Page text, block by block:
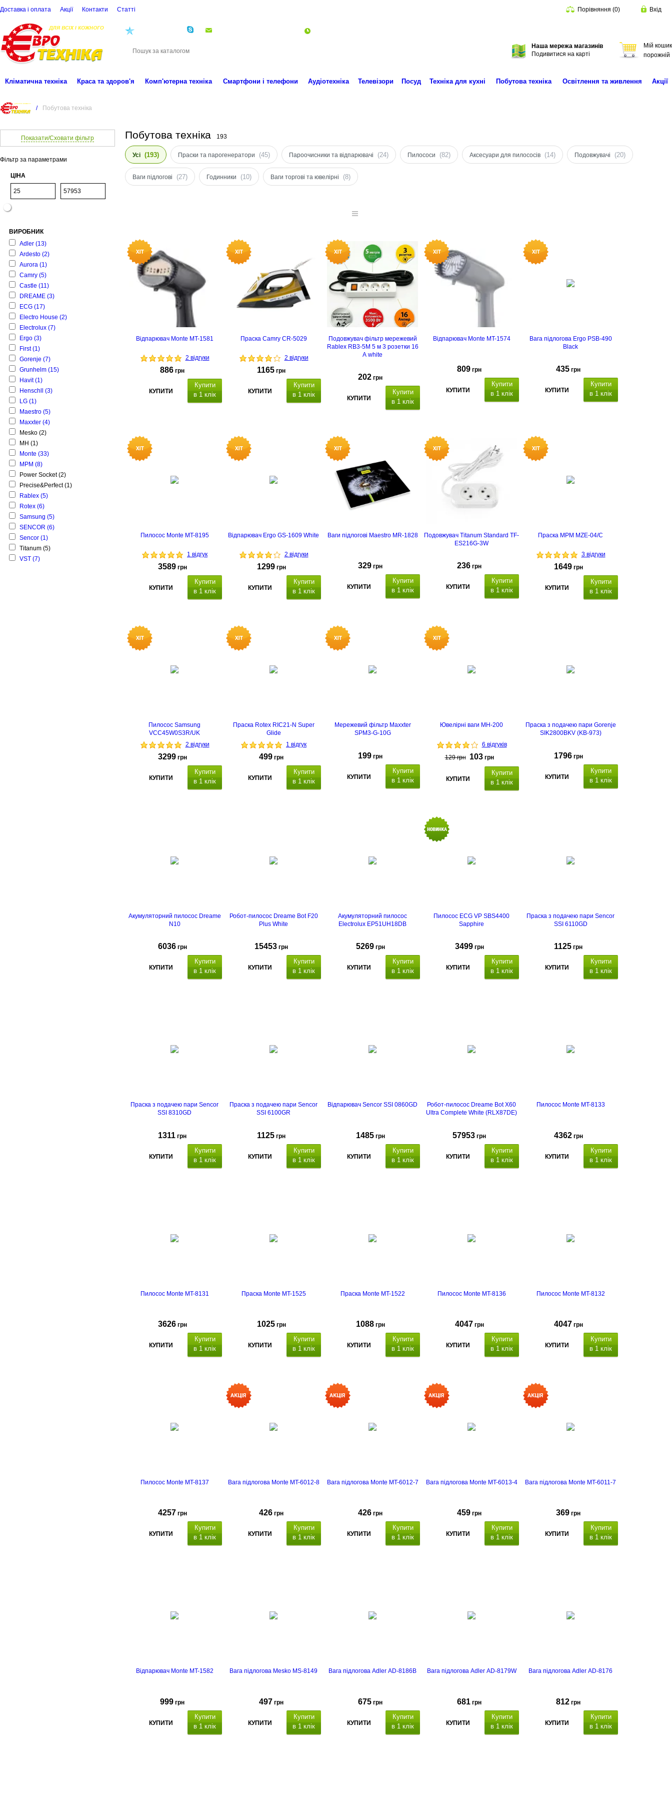
Доставка і оплата Акції Контакти Статті Порівняння (0) Вхід
Наша мережа магазинів
Подивитися на карті
Мій кошик
порожній
Кліматична техніка Краса та здоров'я Комп'ютерна техніка Смартфони і телефони Аудіотехніка Телевізори Посуд Техніка для кухні Побутова техніка Освітлення та живлення Акції
/ Побутова техніка
Показати/Сховати фільтр
Фільтр за параметрами
ЦІНА
ВИРОБНИК
Adler (13)
Ardesto (2)
Aurora (1)
Camry (5)
Castle (11)
DREAME (3)
ECG (17)
Electro House (2)
Electrolux (7)
Ergo (3)
First (1)
Gorenje (7)
Grunhelm (15)
Havit (1)
Henschll
(3)
LG (1)
Maestro (5)
Maxxter (4)
Mesko (2)
MH (1)
Monte (33)
MPM (8)
Power Socket (2)
Precise&Perfect (1)
Rablex (5)
Rotex (6)
Samsung (5)
SENCOR (6)
Senсor (1)
Titanum (5)
VST (7)
Побутова техніка 193
Усі (193) Праски та парогенератори (45) Пароочисники та відпарювачі (24) Пилососи (82) Аксесуари для пилососів (14) Подовжувачі (20)
Ваги підлогові (27) Годинники (10) Ваги торгові та ювелірні (8)
Відпарювач Monte MT-1581
2 відгуки
886 грн
КУПИТИ
Купити
в 1 клік
Праска Camry CR-5029
2 відгуки
1165 грн
КУПИТИ
Купити
в 1 клік
Подовжувач фільтр мережевий
Rablex RB3-5M 5 м 3 розетки 16
А white
202 грн
КУПИТИ
Купити
в 1 клік
Відпарювач Monte MT-1574
809 грн
КУПИТИ
Купити
в 1 клік
Вага підлогова Ergo PSB-490
Black
435 грн
КУПИТИ
Купити
в 1 клік
підтримка бездротового
підключення до смартфону через
Bluetooth.
маса, кісткова маса, індекс маси
тіла (BMI), кількість калорій,
Пилосос Monte MT-8195
1 відгук
3589 грн
КУПИТИ
Купити
в 1 клік
Відпарювач Ergo GS-1609 White
2 відгуки
1299 грн
КУПИТИ
Купити
в 1 клік
Ваги підлогові Maestro MR-1828
329 грн
КУПИТИ
Купити
в 1 клік
ваги: 100 грам, одиниці виміру
ваги: кілограми, ib, термометр,
індикація заряду батареї,
загартоване скло, живлення: 2
Подовжувач Titanum Standard TF-
ES216G-3W
236 грн
КУПИТИ
Купити
в 1 клік
осилений корпус, стійкий до
Праска MPM MZE-04/C
3 відгуки
1649 грн
КУПИТИ
Купити
в 1 клік
Пилосос Samsung
VCC45W0S3R/UK
2 відгуки
3299 грн
КУПИТИ
Купити
в 1 клік
Праска Rotex RIC21-N Super
Glide
1 відгук
499 грн
КУПИТИ
Купити
в 1 клік
Мережевий фільтр Maxxter
SPM3-G-10G
199 грн
КУПИТИ
Купити
в 1 клік
Ювелірні ваги MH-200
6 відгуків
129 грн 103 грн
КУПИТИ
Купити
в 1 клік
Праска з подачею пари Gorenje
SIK2800BKV (KB-973)
1796 грн
КУПИТИ
Купити
в 1 клік
Акумуляторний пилосос Dreame
N10
6036 грн
КУПИТИ
Купити
в 1 клік
Робот-пилосос Dreame Bot F20
Plus White
15453 грн
КУПИТИ
Купити
в 1 клік
Акумуляторний пилосос
Electrolux EP51UH18DB
5269 грн
КУПИТИ
Купити
в 1 клік
Пилосос ECG VP SBS4400
Sapphire
3499 грн
КУПИТИ
Купити
в 1 клік
Праска з подачею пари Sencor
SSI 6110GD
1125 грн
КУПИТИ
Купити
в 1 клік
Праска з подачею пари Sencor
SSI 8310GD
1311 грн
КУПИТИ
Купити
в 1 клік
Праска з подачею пари Sencor
SSI 6100GR
1125 грн
КУПИТИ
Купити
в 1 клік
Відпарювач Sencor SSI 0860GD
1485 грн
КУПИТИ
Купити
в 1 клік
Робот-пилосос Dreame Bot X60
Ultra Complete White (RLX87DE)
57953 грн
КУПИТИ
Купити
в 1 клік
Пилосос Monte MT-8133
4362 грн
КУПИТИ
Купити
в 1 клік
Пилосос Monte MT-8131
3626 грн
КУПИТИ
Купити
в 1 клік
Праска Monte MT-1525
1025 грн
КУПИТИ
Купити
в 1 клік
Праска Monte MT-1522
1088 грн
КУПИТИ
Купити
в 1 клік
Пилосос Monte MT-8136
4047 грн
КУПИТИ
Купити
в 1 клік
Пилосос Monte MT-8132
4047 грн
КУПИТИ
Купити
в 1 клік
Пилосос Monte MT-8137
4257 грн
КУПИТИ
Купити
в 1 клік
Вага підлогова Monte MT-6012-8
426 грн
КУПИТИ
Купити
в 1 клік
Вага підлогова Monte MT-6012-7
426 грн
КУПИТИ
Купити
в 1 клік
Вага підлогова Monte MT-6013-4
459 грн
КУПИТИ
Купити
в 1 клік
Вага підлогова Monte MT-6011-7
369 грн
КУПИТИ
Купити
в 1 клік
Відпарювач Monte MT-1582
999 грн
КУПИТИ
Купити
в 1 клік
Вага підлогова Mesko MS-8149
497 грн
КУПИТИ
Купити
в 1 клік
Вага підлогова Adler AD-8186B
675 грн
КУПИТИ
Купити
в 1 клік
Вага підлогова Adler AD-8179W
681 грн
КУПИТИ
Купити
в 1 клік
Вага підлогова Adler AD-8176
812 грн
КУПИТИ
Купити
в 1 клік